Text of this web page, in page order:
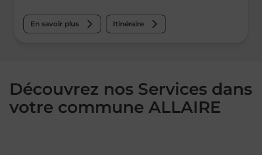
En savoir plus Itinéraire
Découvrez nos Services dans
votre commune ALLAIRE